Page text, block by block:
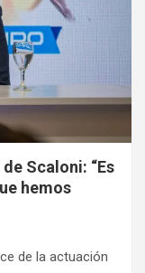
Scaloni: “Es
hemos
de la actuación